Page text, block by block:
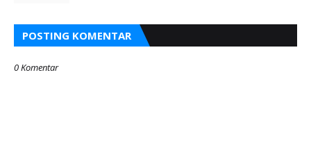
POSTING KOMENTAR
0 Komentar